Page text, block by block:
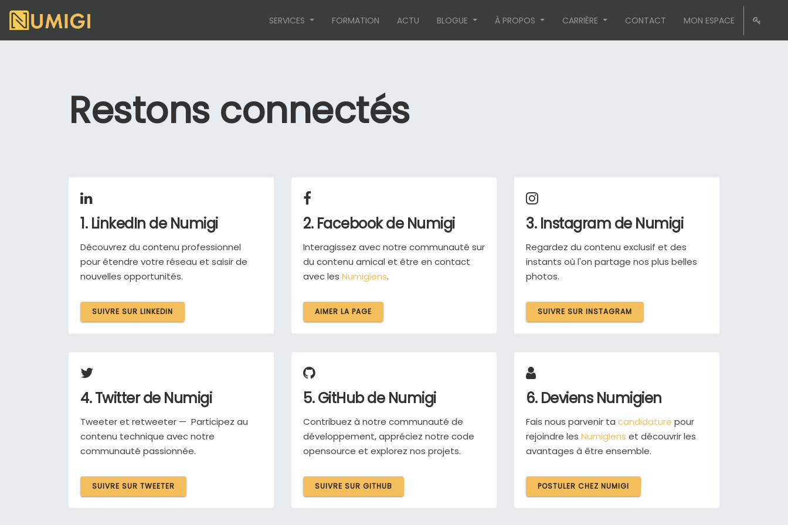
SERVICES FORMATION ACTU BLOGUE À PROPOS CARRIÈRE CONTACT MON ESPACE
Restons connectés
1. LinkedIn de Numigi
Découvrez du contenu professionnel
pour étendre votre réseau et saisir de
nouvelles opportunités.
SUIVRE SUR LINKEDIN
2. Facebook de Numigi
Interagissez avec notre communauté sur
du contenu amical et être en contact
avec les Numigiens.
AIMER LA PAGE
3. Instagram de Numigi
Regardez du contenu exclusif et des
instants où l'on partage nos plus belles
photos.
SUIVRE SUR INSTAGRAM
4. Twitter de Numigi
Tweeter et retweeter — Participez au
contenu technique avec notre
communauté passionnée.
SUIVRE SUR TWEETER
5. GitHub de Numigi
Contribuez à notre communauté de
développement, appréciez notre code
opensource et explorez nos projets.
SUIVRE SUR GITHUB
6. Deviens Numigien
Fais nous parvenir ta candidature pour
rejoindre les Numigiens et découvrir les
avantages à être ensemble.
POSTULER CHEZ NUMIGI